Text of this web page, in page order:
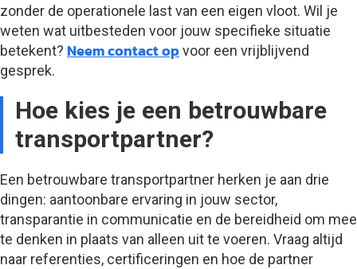
zonder de operationele last van een eigen vloot. Wil je
weten wat uitbesteden voor jouw specifieke situatie
betekent? Neem contact opvoor een vrijblijvend
gesprek.
Hoe kies je een betrouwbare
transportpartner?
Een betrouwbare transportpartner herken je aan drie
dingen: aantoonbare ervaring in jouw sector,
transparantie in communicatie en de bereidheid om mee
te denken in plaats van alleen uit te voeren. Vraag altijd
naar referenties, certificeringen en hoe de partner